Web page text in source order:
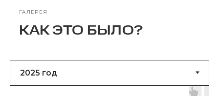
ГАЛЕРЕЯ
КАК ЭТО БЫЛО?